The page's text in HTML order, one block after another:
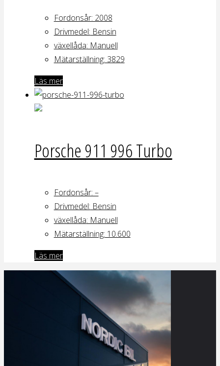
Fordonsår: 2008
Drivmedel: Bensin
växellåda: Manuell
Mätarställning: 3829
Läs mer
Porsche 911 996 Turbo
Fordonsår: –
Drivmedel: Bensin
växellåda: Manuell
Mätarställning: 10.600
Läs mer